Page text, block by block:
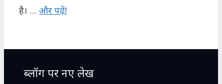
है। … और पढ़ें!
ब्लॉग पर नए लेख